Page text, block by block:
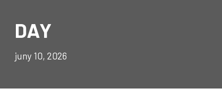
DAY
juny 10, 2026